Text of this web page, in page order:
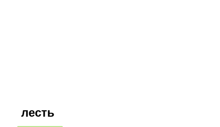
лесть